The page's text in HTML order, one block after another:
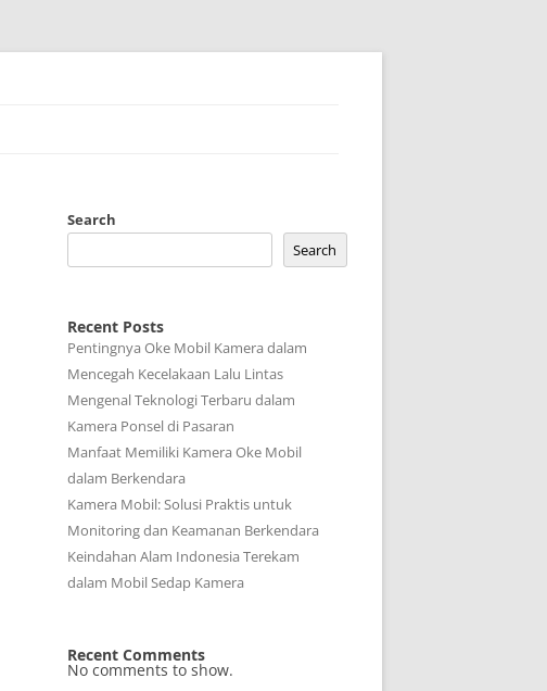
Search
Search
Recent Posts
Pentingnya Oke Mobil Kamera dalam
Mencegah Kecelakaan Lalu Lintas
Mengenal Teknologi Terbaru dalam
Kamera Ponsel di Pasaran
Manfaat Memiliki Kamera Oke Mobil
dalam Berkendara
Kamera Mobil: Solusi Praktis untuk
Monitoring dan Keamanan Berkendara
Keindahan Alam Indonesia Terekam
dalam Mobil Sedap Kamera
Recent Comments
No comments to show.